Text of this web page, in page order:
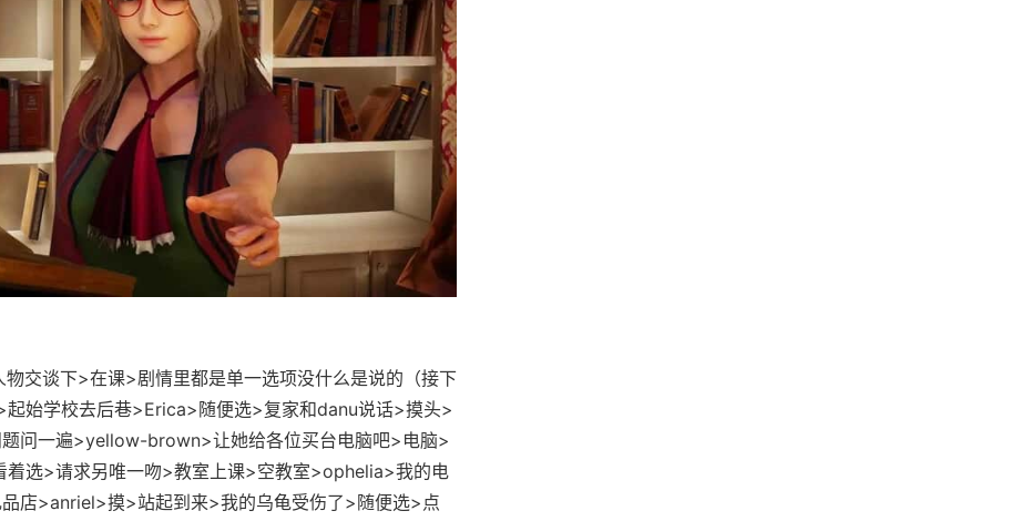
交谈下>在课>剧情里都是单一选项没什么是说的（接下
起始学校去后巷>Erica>随便选>复家和danu说话>摸头>
问一遍>yellow-brown>让她给各位买台电脑吧>电脑>
选>请求另唯一吻>教室上课>空教室>ophelia>我的电
店>anriel>摸>站起到来>我的乌龟受伤了>随便选>点